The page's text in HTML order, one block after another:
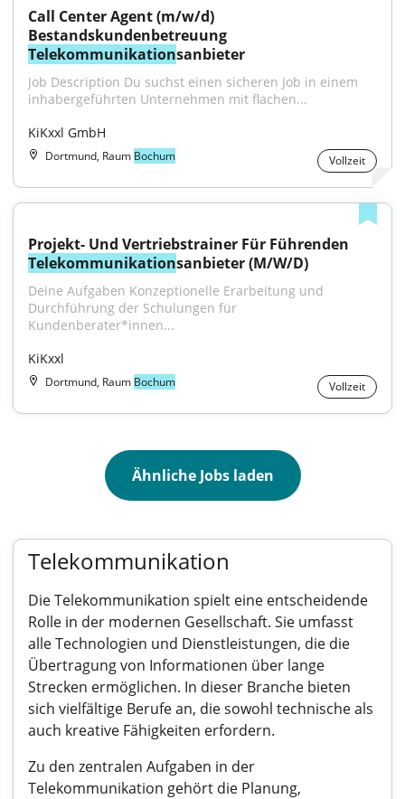
Call Center Agent (m/w/d)
Telekommunikationsanbieter
Job Description Du suchst einen sicheren Job in einem
inhabergeführten Unternehmen mit flachen...
KiKxxl GmbH
Dortmund, Raum Bochum Vollzeit
Telekommunikationsanbieter (M/W/D)
Deine Aufgaben Konzeptionelle Erarbeitung und
Durchführung der Schulungen für
Kundenberater*innen...
KiKxxl
Dortmund, Raum Bochum Vollzeit
Ähnliche Jobs laden
Telekommunikation
Die Telekommunikation spielt eine entscheidende
Rolle in der modernen Gesellschaft. Sie umfasst
alle Technologien und Dienstleistungen, die die
Übertragung von Informationen über lange
Strecken ermöglichen. In dieser Branche bieten
sich vielfältige Berufe an, die sowohl technische als
auch kreative Fähigkeiten erfordern.
Zu den zentralen Aufgaben in der
Telekommunikation gehört die Planung,